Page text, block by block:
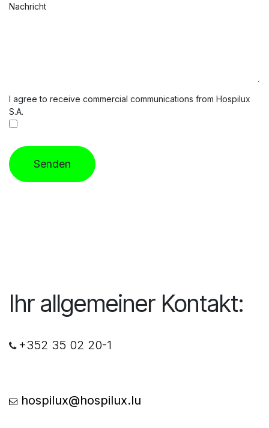
Nachricht
I agree to receive commercial communications from Hospilux
S.A.
Senden
Ihr allgemeiner Kontakt:
+352 35 02 20-1
hospilux@hospilux.lu